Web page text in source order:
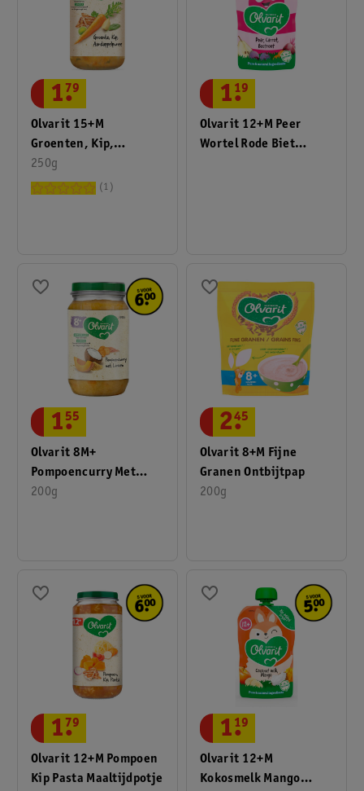
Olvarit 15+M
Groenten, Kip,
Aardappelpuree
Maaltijdpotje
250g
1.
79
1
Olvarit 12+M Peer
Wortel Rode Biet
1.
19
Olvarit 8M+
Pompoencurry Met
Linzen
200g
1.
55
Olvarit 8+M Fijne
Granen Ontbijtpap
200g
2.
45
Olvarit 12+M Pompoen
Kip Pasta Maaltijdpotje
1.
79
Olvarit 12+M
Kokosmelk Mango
1.
19